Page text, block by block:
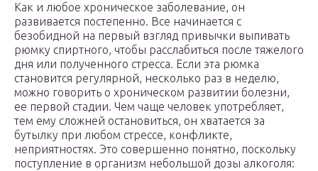
Как и любое хроническое заболевание, он
развивается постепенно. Все начинается с
безобидной на первый взгляд привычки выпивать
рюмку спиртного, чтобы расслабиться после тяжелого
дня или полученного стресса. Если эта рюмка
становится регулярной, несколько раз в неделю,
можно говорить о хроническом развитии болезни,
ее первой стадии. Чем чаще человек употребляет,
тем ему сложней остановиться, он хватается за
бутылку при любом стрессе, конфликте,
неприятностях. Это совершенно понятно, поскольку
поступление в организм небольшой дозы алкоголя: